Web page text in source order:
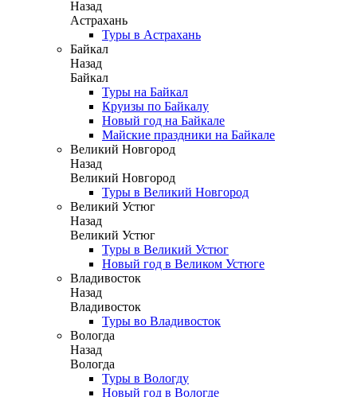
Назад
Астрахань
Туры в Астрахань
Байкал
Назад
Байкал
Туры на Байкал
Круизы по Байкалу
Новый год на Байкале
Майские праздники на Байкале
Великий Новгород
Назад
Великий Новгород
Туры в Великий Новгород
Великий Устюг
Назад
Великий Устюг
Туры в Великий Устюг
Новый год в Великом Устюге
Владивосток
Назад
Владивосток
Туры во Владивосток
Вологда
Назад
Вологда
Туры в Вологду
Новый год в Вологде